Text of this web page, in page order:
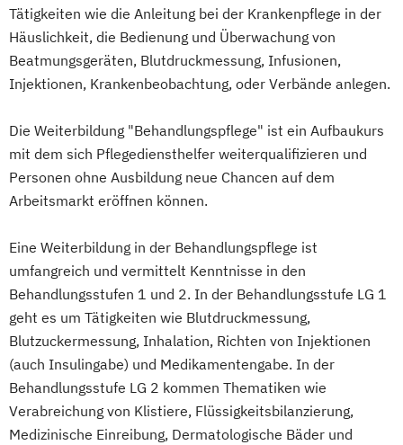
Tätigkeiten wie die Anleitung bei der Krankenpflege in der
Häuslichkeit, die Bedienung und Überwachung von
Beatmungsgeräten, Blutdruckmessung, Infusionen,
Injektionen, Krankenbeobachtung, oder Verbände anlegen.
Die Weiterbildung "Behandlungspflege" ist ein Aufbaukurs
mit dem sich Pflegediensthelfer weiterqualifizieren und
Personen ohne Ausbildung neue Chancen auf dem
Arbeitsmarkt eröffnen können.
Eine Weiterbildung in der Behandlungspflege ist
umfangreich und vermittelt Kenntnisse in den
Behandlungsstufen 1 und 2. In der Behandlungsstufe LG 1
geht es um Tätigkeiten wie Blutdruckmessung,
Blutzuckermessung, Inhalation, Richten von Injektionen
(auch Insulingabe) und Medikamentengabe. In der
Behandlungsstufe LG 2 kommen Thematiken wie
Verabreichung von Klistiere, Flüssigkeitsbilanzierung,
Medizinische Einreibung, Dermatologische Bäder und